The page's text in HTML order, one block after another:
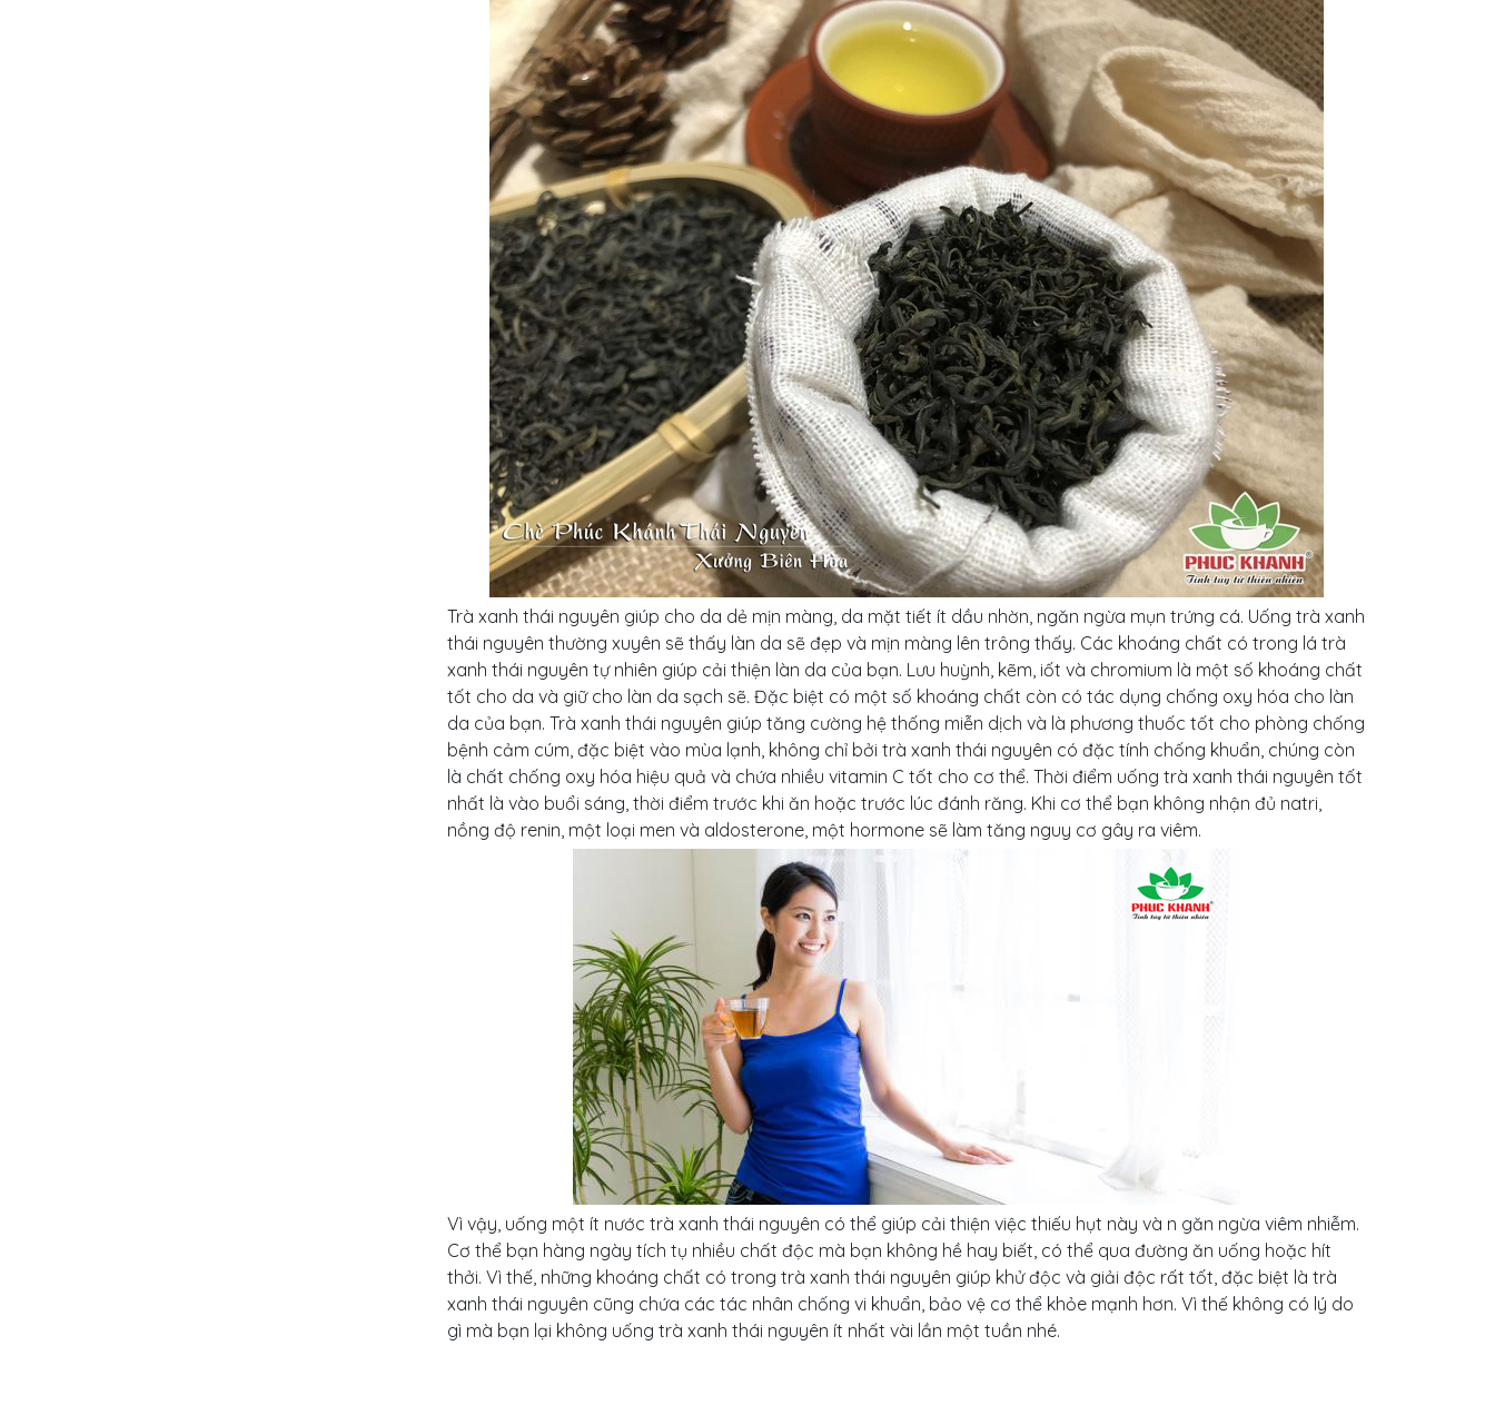
Trà xanh thái nguyên giúp cho da dẻ mịn màng, da mặt tiết ít dầu nhờn, ngăn ngừa mụn trứng cá. Uống trà xanh
thái nguyên thường xuyên sẽ thấy làn da sẽ đẹp và mịn màng lên trông thấy. Các khoáng chất có trong lá trà
xanh thái nguyên tự nhiên giúp cải thiện làn da của bạn. Lưu huỳnh, kẽm, iốt và chromium là một số khoáng chất
tốt cho da và giữ cho làn da sạch sẽ. Đặc biệt có một số khoáng chất còn có tác dụng chống oxy hóa cho làn
da của bạn. Trà xanh thái nguyên giúp tăng cường hệ thống miễn dịch và là phương thuốc tốt cho phòng chống
bệnh cảm cúm, đặc biệt vào mùa lạnh, không chỉ bởi trà xanh thái nguyên có đặc tính chống khuẩn, chúng còn
là chất chống oxy hóa hiệu quả và chứa nhiều vitamin C tốt cho cơ thể. Thời điểm uống trà xanh thái nguyên tốt
nhất là vào buổi sáng, thời điểm trước khi ăn hoặc trước lúc đánh răng. Khi cơ thể bạn không nhận đủ natri,
nồng độ renin, một loại men và aldosterone, một hormone sẽ làm tăng nguy cơ gây ra viêm.
Vì vậy, uống một ít nước trà xanh thái nguyên có thể giúp cải thiện việc thiếu hụt này và n găn ngừa viêm nhiễm.
Cơ thể bạn hàng ngày tích tụ nhiều chất độc mà bạn không hề hay biết, có thể qua đường ăn uống hoặc hít
thởi. Vì thế, những khoáng chất có trong trà xanh thái nguyên giúp khử độc và giải độc rất tốt, đặc biệt là trà
xanh thái nguyên cũng chứa các tác nhân chống vi khuẩn, bảo vệ cơ thể khỏe mạnh hơn. Vì thế không có lý do
gì mà bạn lại không uống trà xanh thái nguyên ít nhất vài lần một tuần nhé.